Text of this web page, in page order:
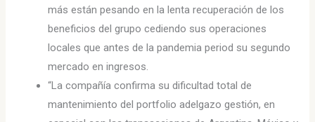
más están pesando en la lenta recuperación de los
beneficios del grupo cediendo sus operaciones
locales que antes de la pandemia period su segundo
mercado en ingresos.
“La compañía confirma su dificultad total de
mantenimiento del portfolio adelgazo gestión, en